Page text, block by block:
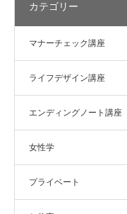
カテゴリー
マナーチェック講座
ライフデザイン講座
エンディングノート講座
女性学
プライベート